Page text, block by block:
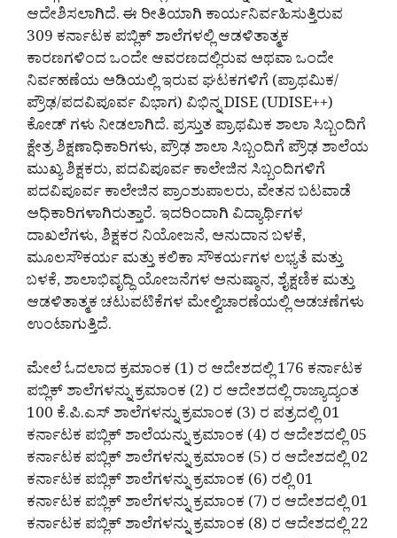
ಆದೇಶಿಸಲಾಗಿದೆ. ಈ ರೀತಿಯಾಗಿ ಕಾರ್ಯನಿರ್ವಹಿಸುತ್ತಿರುವ
309 ಕರ್ನಾಟಕ ಪಬ್ಲಿಕ್ ಶಾಲೆಗಳಲ್ಲಿ ಆಡಳಿತಾತ್ಮಕ
ಕಾರಣಗಳಿಂದ ಒಂದೇ ಆವರಣದಲ್ಲಿರುವ ಅಥವಾ ಒಂದೇ
ನಿರ್ವಹಣೆಯ ಅಡಿಯಲ್ಲಿ ಇರುವ ಘಟಕಗಳಿಗೆ (ಪ್ರಾಥಮಿಕ/
ಪ್ರೌಢ/ಪದವಿಪೂರ್ವ ವಿಭಾಗ) ವಿಭಿನ್ನ DISE (UDISE++)
ಕೋಡ್‌ ಗಳು ನೀಡಲಾಗಿದೆ. ಪ್ರಸ್ತುತ ಪ್ರಾಥಮಿಕ ಶಾಲಾ ಸಿಬ್ಬಂದಿಗೆ
ಕ್ಷೇತ್ರ ಶಿಕ್ಷಣಾಧಿಕಾರಿಗಳು, ಪ್ರೌಢ ಶಾಲಾ ಸಿಬ್ಬಂದಿಗೆ ಪ್ರೌಢ ಶಾಲೆಯ
ಮುಖ್ಯ ಶಿಕ್ಷಕರು, ಪದವಿಪೂರ್ವ ಕಾಲೇಜಿನ ಸಿಬ್ಬಂದಿಗಳಿಗೆ
ಪದವಿಪೂರ್ವ ಕಾಲೇಜಿನ ಪ್ರಾಂಶುಪಾಲರು, ವೇತನ ಬಟವಾಡೆ
ಅಧಿಕಾರಿಗಳಾಗಿರುತ್ತಾರೆ. ಇದರಿಂದಾಗಿ ವಿದ್ಯಾರ್ಥಿಗಳ
ದಾಖಲೆಗಳು, ಶಿಕ್ಷಕರ ನಿಯೋಜನೆ, ಅನುದಾನ ಬಳಕೆ,
ಮೂಲಸೌಕರ್ಯ ಮತ್ತು ಕಲಿಕಾ ಸೌಕರ್ಯಗಳ ಲಭ್ಯತೆ ಮತ್ತು
ಬಳಕೆ, ಶಾಲಾಭಿವೃದ್ಧಿ ಯೋಜನೆಗಳ ಅನುಷ್ಠಾನ, ಶೈಕ್ಷಣಿಕ ಮತ್ತು
ಆಡಳಿತಾತ್ಮಕ ಚಟುವಟಿಕೆಗಳ ಮೇಲ್ವಿಚಾರಣೆಯಲ್ಲಿ ಅಡಚಣೆಗಳು
ಉಂಟಾಗುತ್ತಿದೆ.
ಮೇಲೆ ಓದಲಾದ ಕ್ರಮಾಂಕ (1) ರ ಆದೇಶದಲ್ಲಿ 176 ಕರ್ನಾಟಕ
ಪಬ್ಲಿಕ್ ಶಾಲೆಗಳನ್ನು ಕ್ರಮಾಂಕ (2) ರ ಆದೇಶದಲ್ಲಿ ರಾಜ್ಯಾದ್ಯಂತ
100 ಕೆ.ಪಿ.ಎಸ್ ಶಾಲೆಗಳನ್ನು ಕ್ರಮಾಂಕ (3) ರ ಪತ್ರದಲ್ಲಿ 01
ಕರ್ನಾಟಕ ಪಬ್ಲಿಕ್ ಶಾಲೆಯನ್ನು ಕ್ರಮಾಂಕ (4) ರ ಆದೇಶದಲ್ಲಿ 05
ಕರ್ನಾಟಕ ಪಬ್ಲಿಕ್ ಶಾಲೆಗಳನ್ನು ಕ್ರಮಾಂಕ (5) ರ ಆದೇಶದಲ್ಲಿ 02
ಕರ್ನಾಟಕ ಪಬ್ಲಿಕ್ ಶಾಲೆಗಳನ್ನು ಕ್ರಮಾಂಕ (6) ರಲ್ಲಿ 01
ಕರ್ನಾಟಕ ಪಬ್ಲಿಕ್ ಶಾಲೆಗಳನ್ನು ಕ್ರಮಾಂಕ (7) ರ ಆದೇಶದಲ್ಲಿ 01
ಕರ್ನಾಟಕ ಪಬ್ಲಿಕ್ ಶಾಲೆಗಳನ್ನು ಕ್ರಮಾಂಕ (8) ರ ಆದೇಶದಲ್ಲಿ 22